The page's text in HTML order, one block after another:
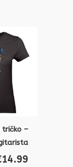
tričko –
14.99